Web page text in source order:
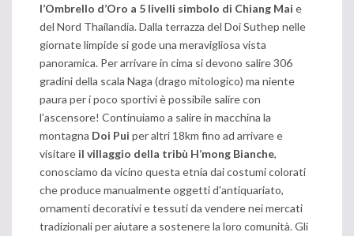
l’Ombrello d’Oro a 5 livelli simbolo di Chiang Mai e
del Nord Thailandia. Dalla terrazza del Doi Suthep nelle
giornate limpide si gode una meravigliosa vista
panoramica. Per arrivare in cima si devono salire 306
gradini della scala Naga (drago mitologico) ma niente
paura per i poco sportivi è possibile salire con
l’ascensore! Continuiamo a salire in macchina la
montagna Doi Pui per altri 18km fino ad arrivare e
visitare il villaggio della tribù H’mong Bianche,
conosciamo da vicino questa etnia dai costumi colorati
che produce manualmente oggetti d'antiquariato,
ornamenti decorativi e tessuti da vendere nei mercati
tradizionali per aiutare a sostenere la loro comunità. Gli